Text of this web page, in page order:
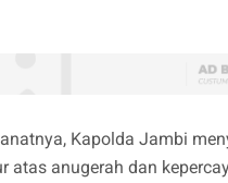
Kapolda Jambi
atas anugerah dan